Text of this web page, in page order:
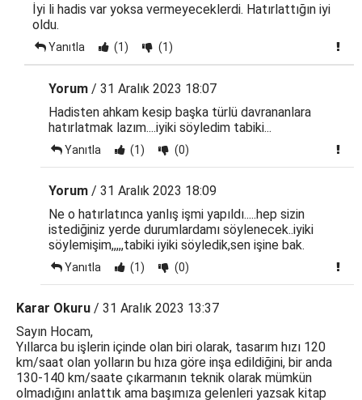
İyi li hadis var yoksa vermeyeceklerdi. Hatırlattığın iyi
oldu.
Yanıtla (1) (1)
Yorum / 31 Aralık 2023 18:07
Hadisten ahkam kesip başka türlü davrananlara
hatırlatmak lazım....iyiki söyledim tabiki...
Yanıtla (1) (0)
Yorum / 31 Aralık 2023 18:09
Ne o hatırlatınca yanlış işmi yapıldı.....hep sizin
istediğiniz yerde durumlardamı söylenecek..iyiki
söylemişim,,,,,tabiki iyiki söyledik,sen işine bak.
Yanıtla (1) (0)
Karar Okuru / 31 Aralık 2023 13:37
Sayın Hocam,
Yıllarca bu işlerin içinde olan biri olarak, tasarım hızı 120
km/saat olan yolların bu hıza göre inşa edildiğini, bir anda
130-140 km/saate çıkarmanın teknik olarak mümkün
olmadığını anlattık ama başımıza gelenleri yazsak kitap